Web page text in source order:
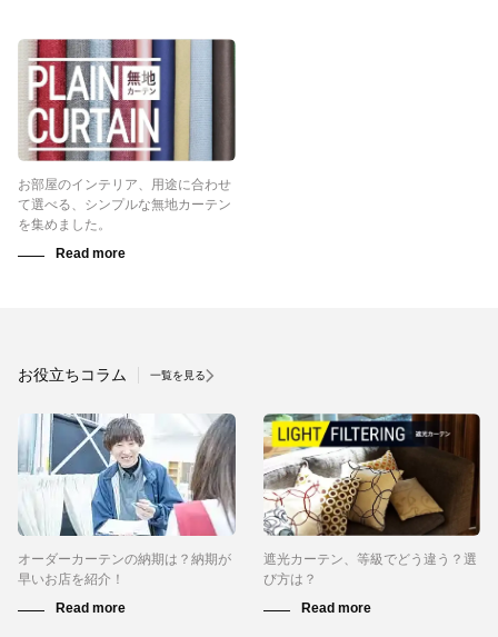
お部屋のインテリア、用途に合わせ
て選べる、シンプルな無地カーテン
を集めました。
お役立ちコラム 一覧を見る
オーダーカーテンの納期は？納期が
早いお店を紹介！
遮光カーテン、等級でどう違う？選
び方は？